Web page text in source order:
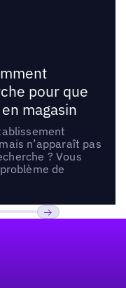
pour que
magasin
n’apparaît pas
? Vous
de